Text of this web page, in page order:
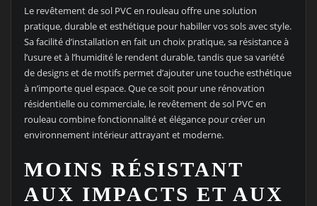
Le revêtement de sol PVC en rouleau offre une solution
pratique, durable et esthétique pour habiller vos sols avec style.
Sa facilité d’installation en fait un choix pratique, sa résistance à
l’usure et à l’humidité le rendent durable, tandis que sa variété
de designs et de motifs permet d’ajouter une touche esthétique
à n’importe quel espace. Que ce soit pour une rénovation
résidentielle ou commerciale, le revêtement de sol PVC en
rouleau combine fonctionnalité et élégance pour créer un
environnement intérieur attrayant et moderne.
MOINS RÉSISTANT
AUX IMPACTS ET AUX